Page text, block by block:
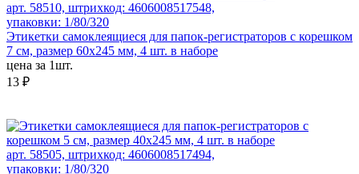
арт. 58510, штрихкод: 4606008517548,
упаковки: 1/80/320
Этикетки самоклеящиеся для папок-регистраторов с корешком
7 см, размер 60x245 мм, 4 шт. в наборе
цена за 1шт.
13 ₽
арт. 58505, штрихкод: 4606008517494,
упаковки: 1/80/320